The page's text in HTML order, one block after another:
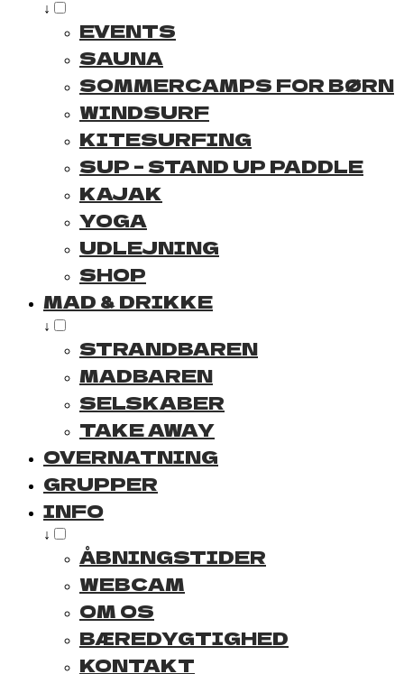
↓
EVENTS
SAUNA
SOMMERCAMPS FOR BØRN
WINDSURF
KITESURFING
SUP – STAND UP PADDLE
KAJAK
YOGA
UDLEJNING
SHOP
MAD & DRIKKE
↓
STRANDBAREN
MADBAREN
SELSKABER
TAKE AWAY
OVERNATNING
GRUPPER
INFO
↓
ÅBNINGSTIDER
WEBCAM
OM OS
BÆREDYGTIGHED
KONTAKT